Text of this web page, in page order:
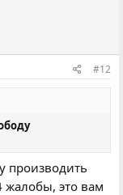
#12
производить
жалобы, это вам